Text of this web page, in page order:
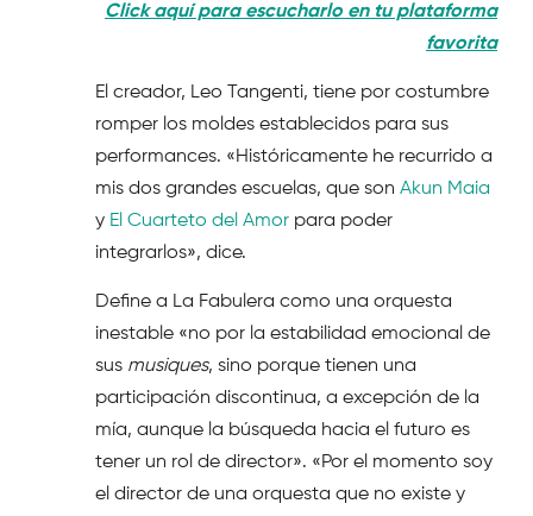
Click aquí para escucharlo en tu plataforma
favorita
El creador, Leo Tangenti, tiene por costumbre
romper los moldes establecidos para sus
performances. «Históricamente he recurrido a
mis dos grandes escuelas, que son Akun Maia
y El Cuarteto del Amor para poder
integrarlos», dice.
Define a La Fabulera como una orquesta
inestable «no por la estabilidad emocional de
sus musiques, sino porque tienen una
participación discontinua, a excepción de la
mía, aunque la búsqueda hacia el futuro es
tener un rol de director». «Por el momento soy
el director de una orquesta que no existe y